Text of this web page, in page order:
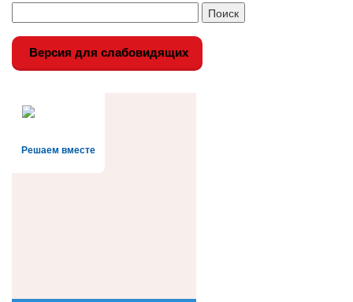
Версия для слабовидящих
Решаем вместе